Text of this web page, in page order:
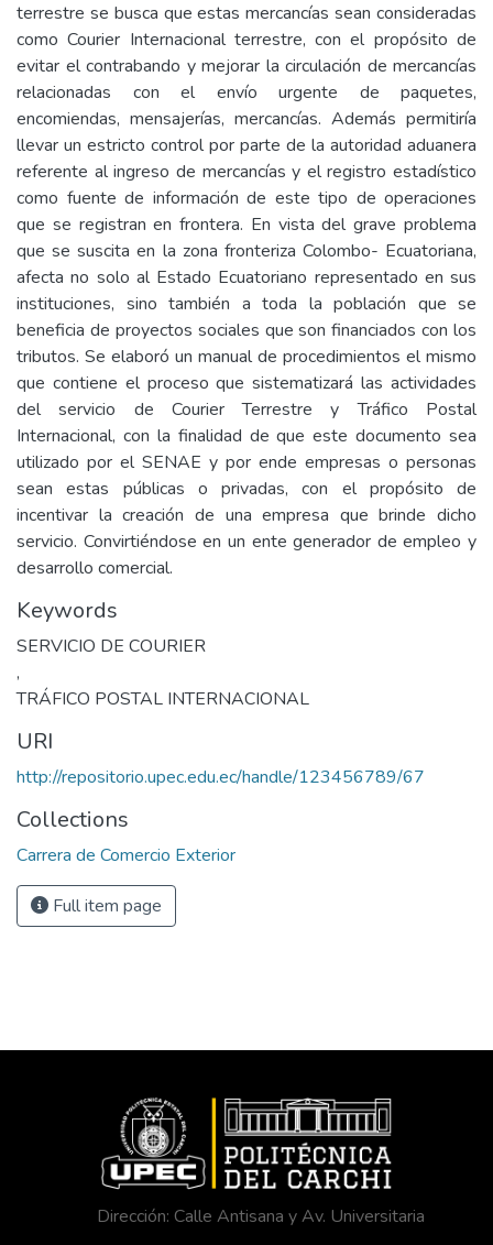
terrestre se busca que estas mercancías sean consideradas
como Courier Internacional terrestre, con el propósito de
evitar el contrabando y mejorar la circulación de mercancías
relacionadas con el envío urgente de paquetes,
encomiendas, mensajerías, mercancías. Además permitiría
llevar un estricto control por parte de la autoridad aduanera
referente al ingreso de mercancías y el registro estadístico
como fuente de información de este tipo de operaciones
que se registran en frontera. En vista del grave problema
que se suscita en la zona fronteriza Colombo- Ecuatoriana,
afecta no solo al Estado Ecuatoriano representado en sus
instituciones, sino también a toda la población que se
beneficia de proyectos sociales que son financiados con los
tributos. Se elaboró un manual de procedimientos el mismo
que contiene el proceso que sistematizará las actividades
del servicio de Courier Terrestre y Tráfico Postal
Internacional, con la finalidad de que este documento sea
utilizado por el SENAE y por ende empresas o personas
sean estas públicas o privadas, con el propósito de
incentivar la creación de una empresa que brinde dicho
servicio. Convirtiéndose en un ente generador de empleo y
desarrollo comercial.
Keywords
SERVICIO DE COURIER
,
TRÁFICO POSTAL INTERNACIONAL
URI
http://repositorio.upec.edu.ec/handle/123456789/67
Collections
Carrera de Comercio Exterior
Full item page
Dirección: Calle Antisana y Av. Universitaria